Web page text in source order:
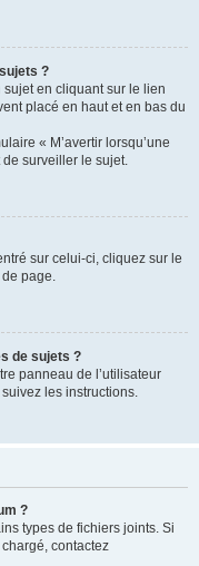
?
en cliquant sur le lien
placé en haut et en bas du
« M’avertir lorsqu’une
surveiller le sujet.
sur celui-ci, cliquez sur le
page.
de sujets ?
panneau de l’utilisateur
suivez les instructions.
?
types de fichiers joints. Si
contactez